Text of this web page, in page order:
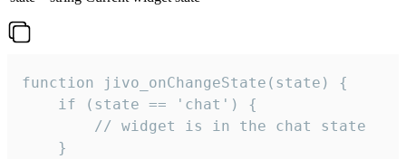
function jivo_onChangeState(state) {
    if (state == 'chat') {
        // widget is in the chat state
    }